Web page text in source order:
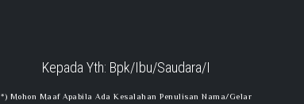
Kepada Yth: Bpk/Ibu/Saudara/I
*) Mohon Maaf Apabila Ada Kesalahan Penulisan Nama/gelar